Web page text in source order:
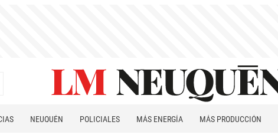
NEUQUÉN POLICIALES MÁS ENERGÍA MÁS PRODUCCIÓN